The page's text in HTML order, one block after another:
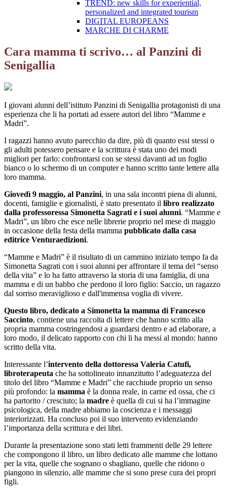
TREND: new skills for experiential,
personalized and integrated tourism
DIGITAL EUROPEANS
MARCHE DI CHARME
Cara mamma ti scrivo… al Panzini di
Senigallia
I giovani alunni dell’istituto Panzini di Senigallia protagonisti di una
esperienza che li ha portati ad essere autori del libro “Mamme e
Madri”.
I ragazzi hanno avuto parecchio da dire, più di quanto essi stessi o
gli adulti potessero pensare e la scrittura è stata uno dei modi
migliori per farlo: confrontarsi con se stessi davanti ad un foglio
bianco o lo schermo di un computer e hanno scritto tante lettere alla
loro mamma.
Giovedì 9 maggio, al Panzini, in una sala incontri piena di alunni,
docenti, famiglie e giornalisti, è stato presentato il libro realizzato
dalla professoressa Simonetta Sagrati e i suoi alunni. “Mamme e
Madri”, un libro che esce nelle librerie proprio nel mese di maggio
in occasione della festa della mamma pubblicato dalla casa
editrice Venturaedizioni.
“Mamme e Madri” è il risultato di un cammino iniziato tempo fa da
Simonetta Sagrati con i suoi alunni per affrontare il tema del “senso
della vita” e lo ha fatto attraverso la storia di una famiglia, di una
mamma e di un babbo che perdono il loro figlio: Saccio, un ragazzo
dal sorriso meraviglioso e dall'immensa voglia di vivere.
Questo libro, dedicato a Simonetta la mamma di Francesco
Saccinto, contiene una raccolta di lettere che hanno scritto alla
propria mamma costringendosi a guardarsi dentro e ad elaborare, a
loro modo, il delicato rapporto con chi li ha messi al mondo: hanno
scritto della vita.
Interessante l’intervento della dottoressa Valeria Catufi,
libroterapeuta che ha sottolineato innanzitutto l’adeguatezza del
titolo del libro “Mamme e Madri” che racchiude proprio un senso
più profondo: la mamma è la donna reale, in carne ed ossa, che ci
ha partorito / cresciuto; la madre è quella di cui si ha l’immagine
psicologica, della madre abbiamo la coscienza e i messaggi
interiorizzati. Ha concluso poi il suo intervento evidenziando
l’importanza della scrittura e dei libri.
Durante la presentazione sono stati letti frammenti delle 29 lettere
che compongono il libro, un libro dedicato alle mamme che lottano
per la vita, quelle che sognano o sbagliano, quelle che ridono o
piangono in silenzio, alle mamme che si sono prese cura dei propri
figli.